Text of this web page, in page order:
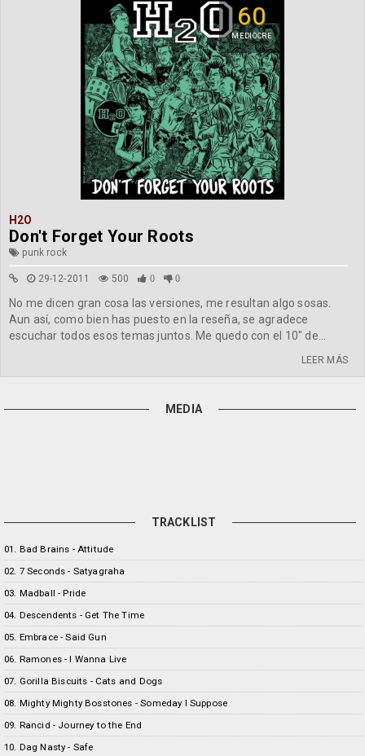
60
MEDIOCRE
H2O
Don't Forget Your Roots
punk rock
29-12-2011 500 0 0
No me dicen gran cosa las versiones, me resultan algo sosas.
Aun así, como bien has puesto en la reseña, se agradece
escuchar todos esos temas juntos. Me quedo con el 10" de...
LEER MÁS
MEDIA
TRACKLIST
01. Bad Brains - Attitude
02. 7 Seconds - Satyagraha
03. Madball - Pride
04. Descendents - Get The Time
05. Embrace - Said Gun
06. Ramones - I Wanna Live
07. Gorilla Biscuits - Cats and Dogs
08. Mighty Mighty Bosstones - Someday I Suppose
09. Rancid - Journey to the End
10. Dag Nasty - Safe